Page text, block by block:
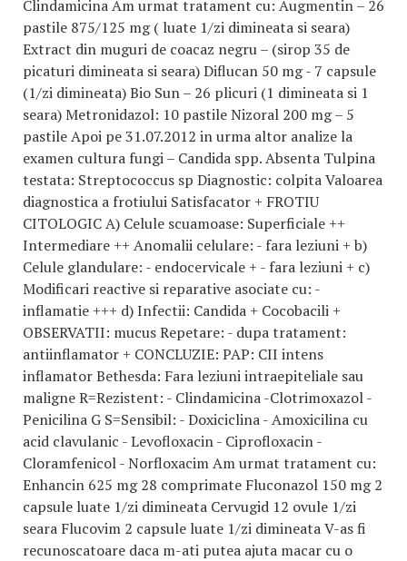
Clindamicina Am urmat tratament cu: Augmentin – 26
pastile 875/125 mg ( luate 1/zi dimineata si seara)
Extract din muguri de coacaz negru – (sirop 35 de
picaturi dimineata si seara) Diflucan 50 mg - 7 capsule
(1/zi dimineata) Bio Sun – 26 plicuri (1 dimineata si 1
seara) Metronidazol: 10 pastile Nizoral 200 mg – 5
pastile Apoi pe 31.07.2012 in urma altor analize la
examen cultura fungi – Candida spp. Absenta Tulpina
testata: Streptococcus sp Diagnostic: colpita Valoarea
diagnostica a frotiului Satisfacator + FROTIU
CITOLOGIC A) Celule scuamoase: Superficiale ++
Intermediare ++ Anomalii celulare: - fara leziuni + b)
Celule glandulare: - endocervicale + - fara leziuni + c)
Modificari reactive si reparative asociate cu: -
inflamatie +++ d) Infectii: Candida + Cocobacili +
OBSERVATII: mucus Repetare: - dupa tratament:
antiinflamator + CONCLUZIE: PAP: CII intens
inflamator Bethesda: Fara leziuni intraepiteliale sau
maligne R=Rezistent: - Clindamicina -Clotrimoxazol -
Penicilina G S=Sensibil: - Doxiciclina - Amoxicilina cu
acid clavulanic - Levofloxacin - Ciprofloxacin -
Cloramfenicol - Norfloxacim Am urmat tratament cu:
Enhancin 625 mg 28 comprimate Fluconazol 150 mg 2
capsule luate 1/zi dimineata Cervugid 12 ovule 1/zi
seara Flucovim 2 capsule luate 1/zi dimineata V-as fi
recunoscatoare daca m-ati putea ajuta macar cu o